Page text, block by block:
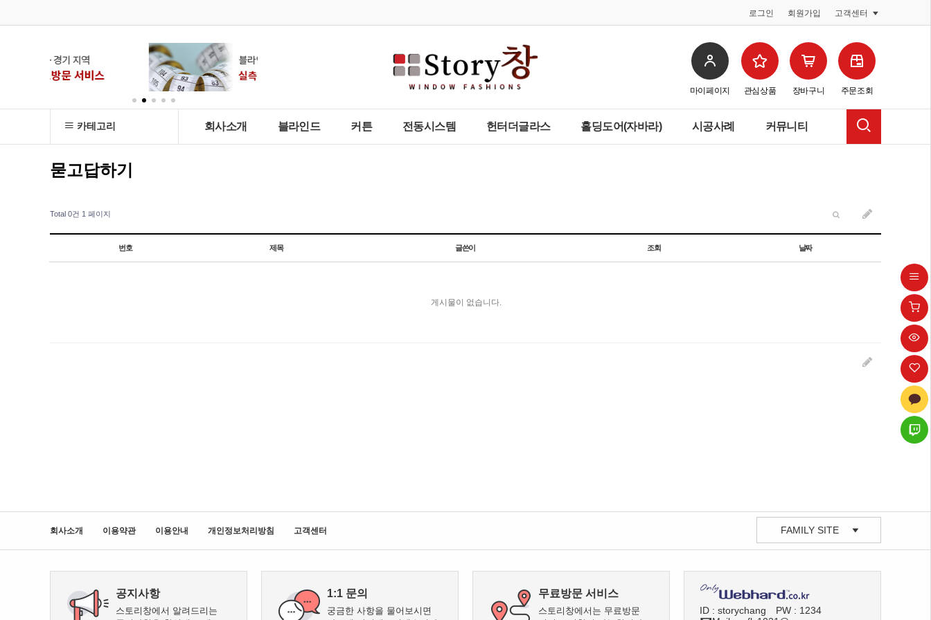
로그인 회원가입 고객센터
마이페이지 관심상품 장바구니 주문조회
카테고리 회사소개 블라인드 커튼 전동시스템 헌터더글라스 홀딩도어(자바라) 시공사례 커뮤니티
묻고답하기
Total 0건 1 페이지
번호 제목 글쓴이 조회 날짜
게시물이 없습니다.
회사소개 이용약관 이용안내 개인정보처리방침 고객센터 FAMILY SITE
공지사항
스토리창에서 알려드리는
1:1 문의
궁금한 사항을 물어보시면
무료방문 서비스
스토리창에서는 무료방문
ID : storychang
PW : 1234